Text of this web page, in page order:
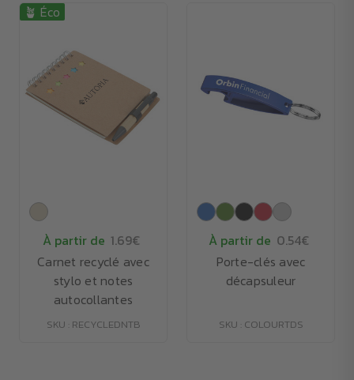
🪴 Éco
À partir de 1.69€
Carnet recyclé avec
stylo et notes
autocollantes
SKU : RECYCLEDNTB
À partir de 0.54€
Porte-clés avec
décapsuleur
SKU : COLOURTDS